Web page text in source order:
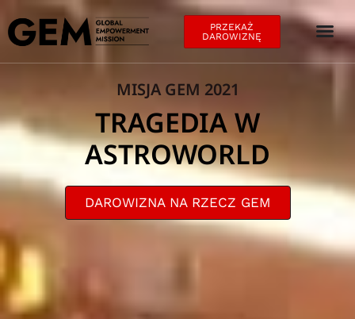
PRZEKAŻ
DAROWIZNĘ
MISJA GEM 2021
TRAGEDIA W
ASTROWORLD
DAROWIZNA NA RZECZ GEM